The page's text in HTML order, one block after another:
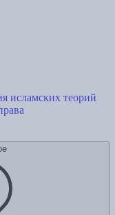
исламских теорий